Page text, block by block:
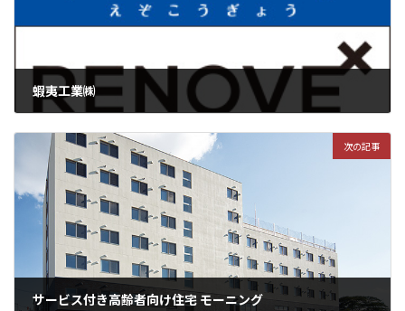
蝦夷工業㈱
次の記事
サービス付き高齢者向け住宅 モーニング